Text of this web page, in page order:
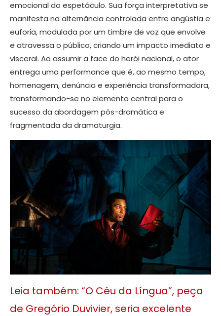
emocional do espetáculo. Sua força interpretativa se
manifesta na alternância controlada entre angústia e
euforia, modulada por um timbre de voz que envolve
e atravessa o público, criando um impacto imediato e
visceral. Ao assumir a face do herói nacional, o ator
entrega uma performance que é, ao mesmo tempo,
homenagem, denúncia e experiência transformadora,
transformando-se no elemento central para o
sucesso da abordagem pós-dramática e
fragmentada da dramaturgia.
Leia também: “O Céu da Língua”, peça
de Gregório Duvivier, seria excelente